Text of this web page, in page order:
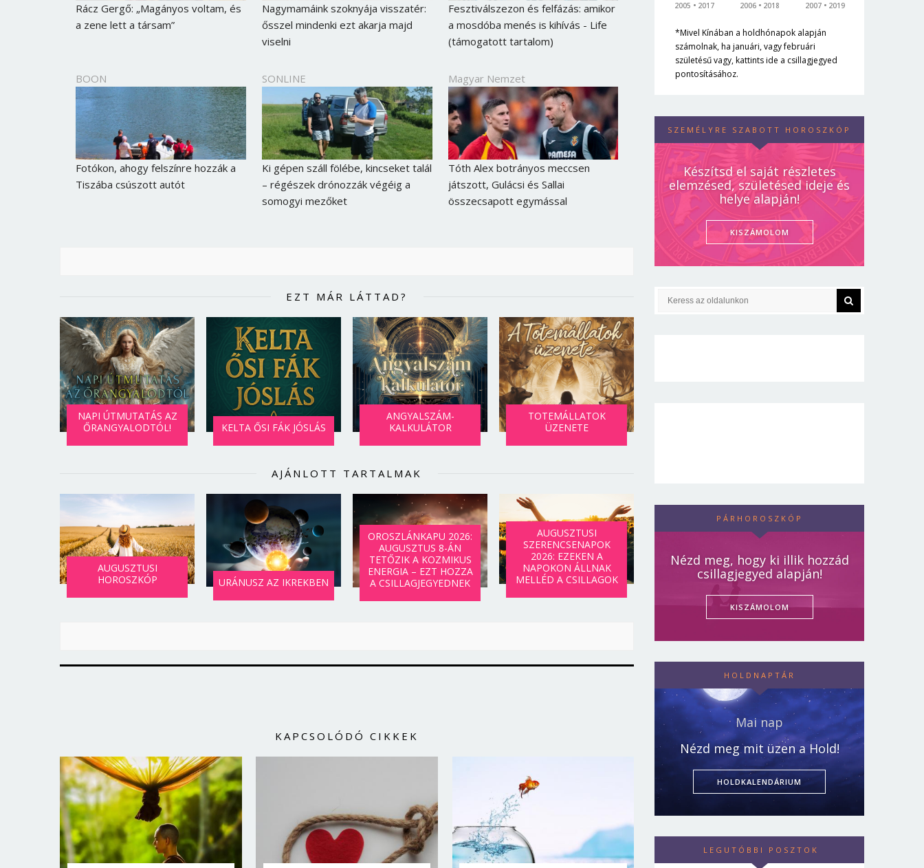
Rácz Gergő: „Magányos voltam, és
a zene lett a társam”
Nagymamáink szoknyája visszatér:
ősszel mindenki ezt akarja majd
viselni
Fesztiválszezon és felfázás: amikor
a mosdóba menés is kihívás - Life
(támogatott tartalom)
BOON
Fotókon, ahogy felszínre hozzák a
Tiszába csúszott autót
SONLINE
Ki gépen száll fölébe, kincseket talál
– régészek drónozzák végéig a
somogyi mezőket
Magyar Nemzet
Tóth Alex botrányos meccsen
játszott, Gulácsi és Sallai
összecsapott egymással
EZT MÁR LÁTTAD?
NAPI ÚTMUTATÁS AZ
ŐRANGYALODTÓL!
KELTA ŐSI FÁK JÓSLÁS
ANGYALSZÁM-
KALKULÁTOR
TOTEMÁLLATOK
ÜZENETE
AJÁNLOTT TARTALMAK
AUGUSZTUSI
HOROSZKÓP
URÁNUSZ AZ IKREKBEN
OROSZLÁNKAPU 2026:
AUGUSZTUS 8-ÁN
TETŐZIK A KOZMIKUS
ENERGIA – EZT HOZZA
A CSILLAGJEGYEDNEK
AUGUSZTUSI
SZERENCSENAPOK
2026: EZEKEN A
NAPOKON ÁLLNAK
MELLÉD A CSILLAGOK
KAPCSOLÓDÓ CIKKEK
2005
2017
2006
2018
2007
2019
*Mivel Kínában a holdhónapok alapján
számolnak, ha januári, vagy februári
születésű vagy, kattints ide a csillagjegyed
pontosításához.
SZEMÉLYRE SZABOTT HOROSZKÓP
Készítsd el saját részletes
elemzésed, születésed ideje és
helye alapján!
KISZÁMOLOM
PÁRHOROSZKÓP
Nézd meg, hogy ki illik hozzád
csillagjegyed alapján!
KISZÁMOLOM
HOLDNAPTÁR
Mai nap
Nézd meg mit üzen a Hold!
HOLDKALENDÁRIUM
LEGUTÓBBI POSZTOK
Mégse Bejelentkezés